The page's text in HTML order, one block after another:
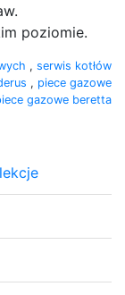
poziomie.
, serwis kotłów
, piece gazowe
gazowe beretta